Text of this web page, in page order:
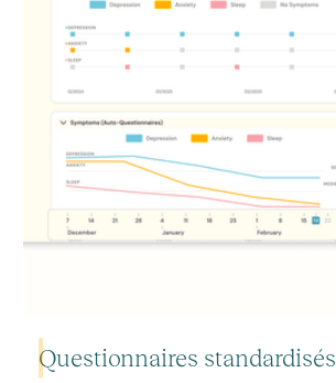
Questionnaires standardisés